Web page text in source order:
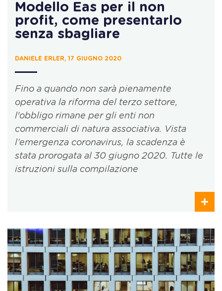
Modello Eas per il non
profit, come presentarlo
senza sbagliare
DANIELE ERLER, 17 GIUGNO 2020
Fino a quando non sarà pienamente
operativa la riforma del terzo settore,
l'obbligo rimane per gli enti non
commerciali di natura associativa. Vista
l’emergenza coronavirus, la scadenza è
stata prorogata al 30 giugno 2020. Tutte le
istruzioni sulla compilazione